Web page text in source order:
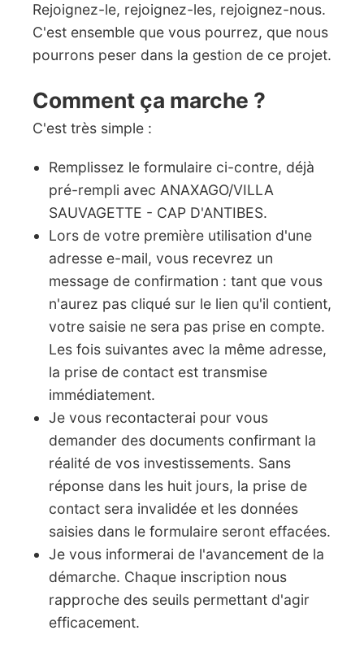
Rejoignez-le, rejoignez-les, rejoignez-nous.
C'est ensemble que vous pourrez, que nous
pourrons peser dans la gestion de ce projet.
Comment ça marche ?
C'est très simple :
Remplissez le formulaire ci-contre, déjà
pré-rempli avec ANAXAGO/VILLA
SAUVAGETTE - CAP D'ANTIBES.
Lors de votre première utilisation d'une
adresse e-mail, vous recevrez un
message de confirmation : tant que vous
n'aurez pas cliqué sur le lien qu'il contient,
votre saisie ne sera pas prise en compte.
Les fois suivantes avec la même adresse,
la prise de contact est transmise
immédiatement.
Je vous recontacterai pour vous
demander des documents confirmant la
réalité de vos investissements. Sans
réponse dans les huit jours, la prise de
contact sera invalidée et les données
saisies dans le formulaire seront effacées.
Je vous informerai de l'avancement de la
démarche. Chaque inscription nous
rapproche des seuils permettant d'agir
efficacement.